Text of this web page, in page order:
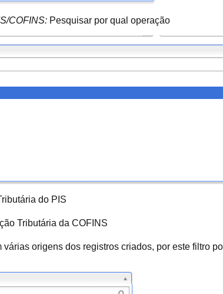
COFINS: Pesquisar por qual operação
do PIS
Tributária da COFINS
várias origens dos registros criados, por este filtro